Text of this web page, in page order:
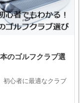
のゴルフクラブ選
初心者に最適なクラブ